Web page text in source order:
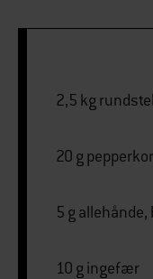
2,5 kg
20 g
5 g allehånde,
10 g ingefær